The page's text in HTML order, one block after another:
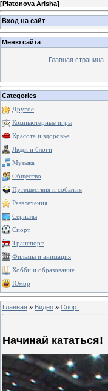
[Platonova Arisha]
Вход на сайт
Меню сайта
Главная страница
Categories
Другое
Компьютерные игры
Красота и здоровье
Люди и блоги
Музыка
Общество
Путешествия и события
Развлечения
Сериалы
Спорт
Транспорт
Фильмы и анимация
Хобби и образование
Юмор
Главная » Видео » Спорт
Начинай кататься!